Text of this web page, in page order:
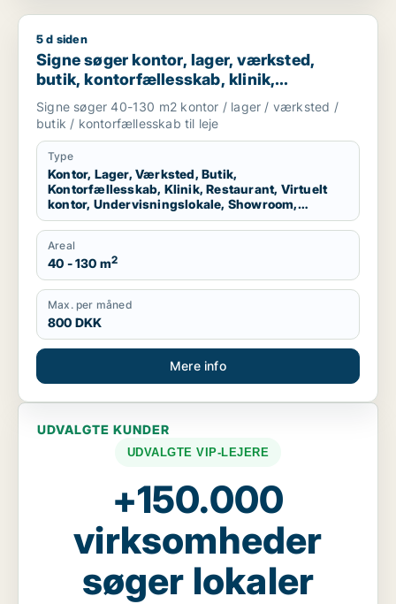
Signe søger kontor, lager, værksted, butik,
5 d siden
Signe søger kontor, lager, værksted,
butik, kontorfællesskab, klinik,
restaurant, virtuelt kontor,
undervisningslokale, showroom,
erhvervsgrund, produktionslokaler eller
garage til leje i København K, Virum eller
Helsingør m.fl.
Signe søger 40-130 m2 kontor / lager / værksted /
butik / kontorfællesskab til leje
Type
Kontor, Lager, Værksted, Butik,
Kontorfællesskab, Klinik, Restaurant, Virtuelt
kontor, Undervisningslokale, Showroom,
Erhvervsgrund, Produktionslokaler, Garage
Areal
40 - 130 m2
Max. per måned
800 DKK
Mere info
UDVALGTE KUNDER
UDVALGTE VIP-LEJERE
+150.000
virksomheder
søger lokaler